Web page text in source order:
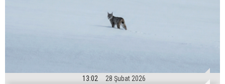
13:02 28 Şubat 2026